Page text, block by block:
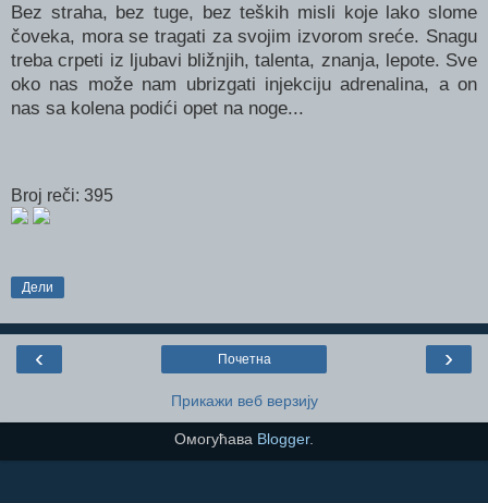
Bez straha, bez tuge, bez teških misli koje lako slome
čoveka, mora se tragati za svojim izvorom sreće. Snagu
treba crpeti iz ljubavi bližnjih, talenta, znanja, lepote. Sve
oko nas može nam ubrizgati injekciju adrenalina, a on
nas sa kolena podići opet na noge...
Broj reči: 395
Дели
‹ ›
Почетна
Прикажи веб верзију
Омогућава Blogger.